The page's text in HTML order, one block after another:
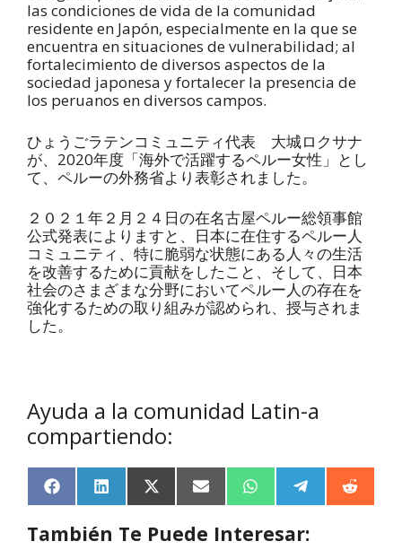
las condiciones de vida de la comunidad
residente en Japón, especialmente en la que se
encuentra en situaciones de vulnerabilidad; al
fortalecimiento de diversos aspectos de la
sociedad japonesa y fortalecer la presencia de
los peruanos en diversos campos.
ひょうごラテンコミュニティ代表 大城ロクサナ
が、2020年度「海外で活躍するペルー女性」とし
て、ペルーの外務省より表彰されました。
２０２１年２月２４日の在名古屋ペルー総領事館
公式発表によりますと、日本に在住するペルー人
コミュニティ、特に脆弱な状態にある人々の生活
を改善するために貢献をしたこと、そして、日本
社会のさまざまな分野においてペルー人の存在を
強化するための取り組みが認められ、授与されま
した。
Ayuda a la comunidad Latin-a
compartiendo:
F
a
e
L
i
k
X
(
w
E
m
a
W
h
t
e
e
R
e
También Te Puede Interesar: